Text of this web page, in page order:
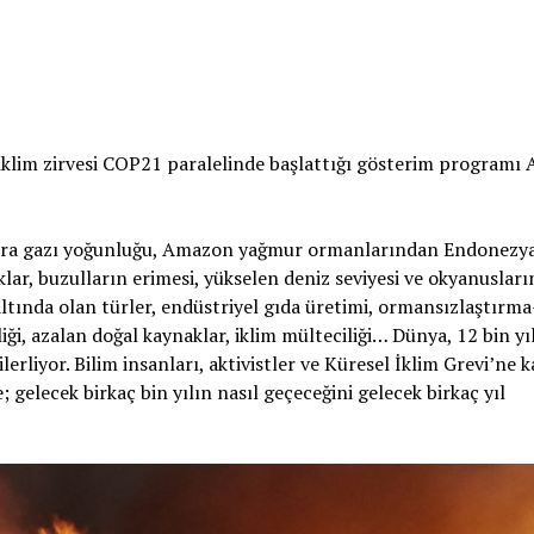
zirvesi COP21 paralelinde başlattığı gösterim programı
gazı yoğunluğu, Amazon yağmur ormanlarından
buzulların erimesi, yükselen deniz seviyesi ve
olan türler, endüstriyel gıda üretimi,
azalan doğal kaynaklar, iklim mülteciliği… Dünya, 12 bin
Bilim insanları, aktivistler ve Küresel İklim Grevi’ne
birkaç bin yılın nasıl geçeceğini gelecek birkaç yıl